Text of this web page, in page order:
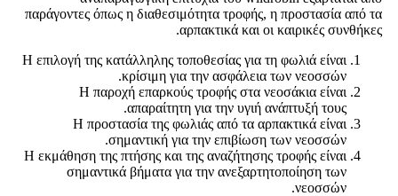
παράγοντες όπως η διαθεσιμότητα τροφής, η προστασία από τα
αρπακτικά και οι καιρικές συνθήκες.
Η επιλογή της κατάλληλης τοποθεσίας για τη φωλιά είναι
κρίσιμη για την ασφάλεια των νεοσσών.
Η παροχή επαρκούς τροφής στα νεοσάκια είναι
απαραίτητη για την υγιή ανάπτυξή τους.
Η προστασία της φωλιάς από τα αρπακτικά είναι
σημαντική για την επιβίωση των νεοσσών.
Η εκμάθηση της πτήσης και της αναζήτησης τροφής είναι
σημαντικά βήματα για την ανεξαρτητοποίηση των
νεοσσών.